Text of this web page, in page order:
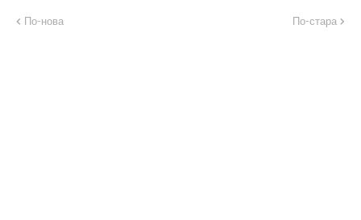
По-нова По-стара